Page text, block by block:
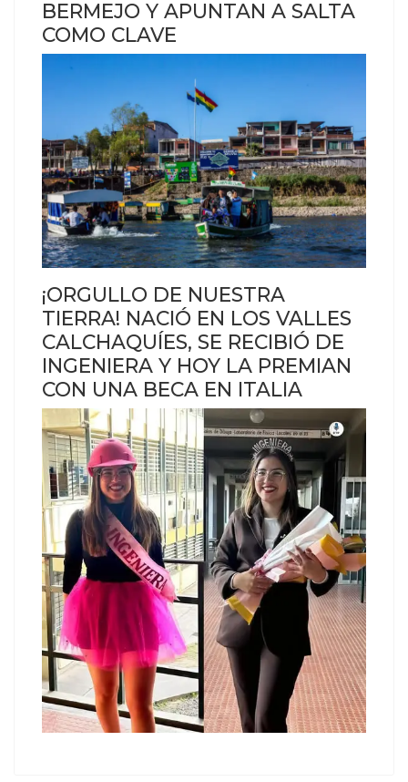
BERMEJO Y APUNTAN A SALTA
COMO CLAVE
¡ORGULLO DE NUESTRA
TIERRA! NACIÓ EN LOS VALLES
CALCHAQUÍES, SE RECIBIÓ DE
INGENIERA Y HOY LA PREMIAN
CON UNA BECA EN ITALIA